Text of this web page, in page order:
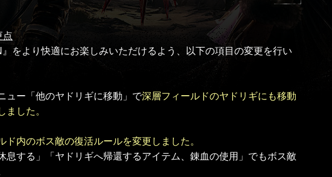
点
』をより快適にお楽しみいただけるよう、以下の項目の変更を行い
ュー「他のヤドリギに移動」で深層フィールドのヤドリギにも移動
ました。
ド内のボス敵の復活ルールを変更しました。
息する」「ヤドリギへ帰還するアイテム、錬血の使用」でもボス敵